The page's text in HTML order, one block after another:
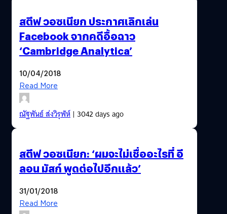
สตีฟ วอซเนียก ประกาศเลิกเล่น
Facebook จากคดีอื้อฉาว
‘Cambridge Analytica’
10/04/2018
Read More
ณัฐพันธ์ ส่งวิรุฬห์| 3042 days ago
สตีฟ วอซเนียก: ‘ผมจะไม่เชื่ออะไรที่ อี
ลอน มัสก์ พูดต่อไปอีกแล้ว’
31/01/2018
Read More